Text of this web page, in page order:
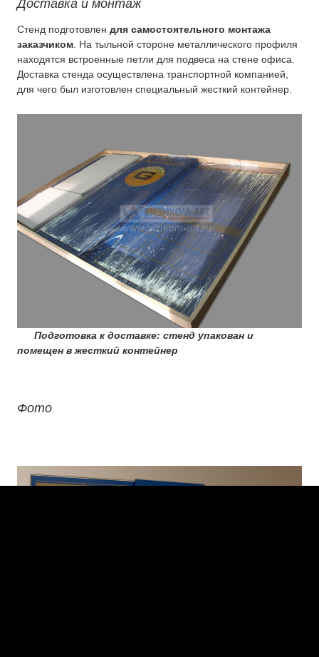
Доставка и монтаж
Стенд подготовлен для самостоятельного монтажа
заказчиком . На тыльной стороне металлического профиля
находятся встроенные петли для подвеса на стене офиса.
Доставка стенда осуществлена транспортной компанией,
для чего был изготовлен специальный жесткий контейнер.
Подготовка к доставке: стенд упакован и
помещен в жесткий контейнер
Фото